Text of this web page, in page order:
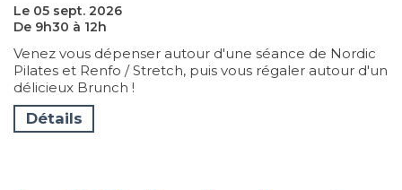
Le 05 sept. 2026
De 9h30 à 12h
Venez vous dépenser autour d'une séance de Nordic
Pilates et Renfo / Stretch, puis vous régaler autour d'un
délicieux Brunch !
Détails